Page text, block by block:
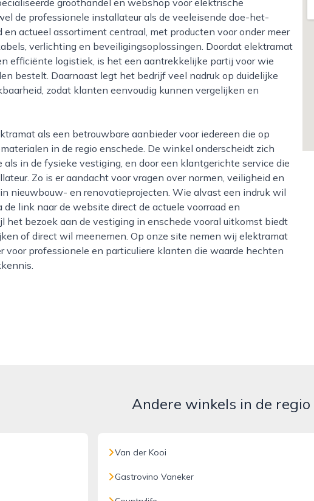
de professionele installateur als de veeleisende doe-het-
actueel assortiment centraal, met producten voor onder meer
verlichting en beveiligingsoplossingen. Doordat elektramat
efficiënte logistiek, is het een aantrekkelijke partij voor wie
bestelt. Daarnaast legt het bedrijf veel nadruk op duidelijke
zodat klanten eenvoudig kunnen vergelijken en
in de regio enschede. De winkel onderscheidt zich
als in de fysieke vestiging, en door een klantgerichte service die
Zo is er aandacht voor vragen over normen, veiligheid en
nieuwbouw- en renovatieprojecten. Wie alvast een indruk wil
link naar de website direct de actuele voorraad en
het bezoek aan de vestiging in enschede vooral uitkomst biedt
of direct wil meenemen. Op onze site nemen wij elektramat
voor professionele en particuliere klanten die waarde hechten
Andere winkels in de regio
Van der Kooi
Gastrovino Vaneker